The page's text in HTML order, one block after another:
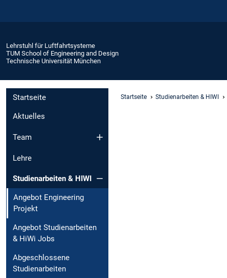
Lehrstuhl für Luftfahrtsysteme
TUM School of Engineering and Design
Technische Universität München
Startseite
Aktuelles
Team
Lehre
Studienarbeiten & HIWI
Angebot Engineering
Projekt
Angebot Studienarbeiten
& HiWi Jobs
Abgeschlossene
Studienarbeiten
Startseite Studienarbeiten & HIWI